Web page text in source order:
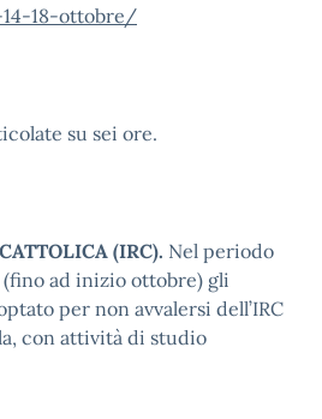
18-ottobre/
su sei ore.
(IRC). Nel periodo
ad inizio ottobre) gli
per non avvalersi dell’IRC
con attività di studio